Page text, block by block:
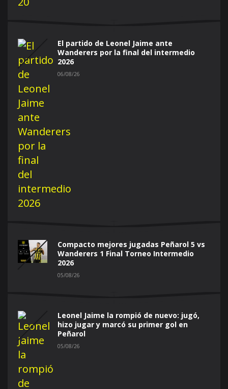
El partido de Leonel Jaime ante
Wanderers por la final del intermedio
2026
06/08/26
Compacto mejores jugadas Peñarol 5 vs
Wanderers 1 Final Torneo Intermedio
2026
05/08/26
Leonel Jaime la rompió de nuevo: jugó,
hizo jugar y marcó su primer gol en
Peñarol
05/08/26